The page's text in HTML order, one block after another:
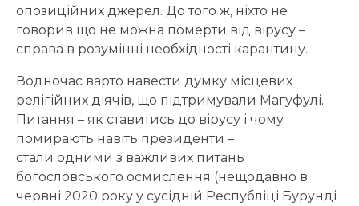
опозиційних джерел. До того ж, ніхто не
говорив що не можна померти від вірусу –
справа в розумінні необхідності карантину.
Водночас варто навести думку місцевих
релігійних діячів, що підтримували Магуфулі.
Питання – як ставитись до вірусу і чому
помирають навіть президенти –
стали одними з важливих питань
богословського осмислення (нещодавно в
червні 2020 року у сусідній Республіці Бурунді